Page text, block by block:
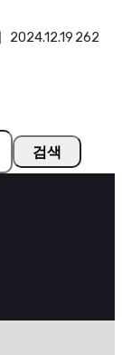
2024.12.19 262
검색